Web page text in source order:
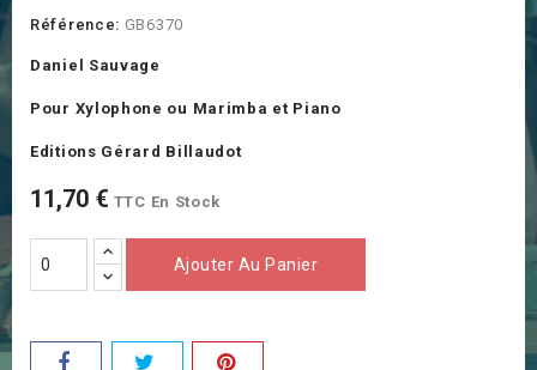
Référence: GB6370
Daniel Sauvage
Pour Xylophone ou Marimba et Piano
Editions Gérard Billaudot
11,70 € TTC En Stock
Ajouter Au Panier